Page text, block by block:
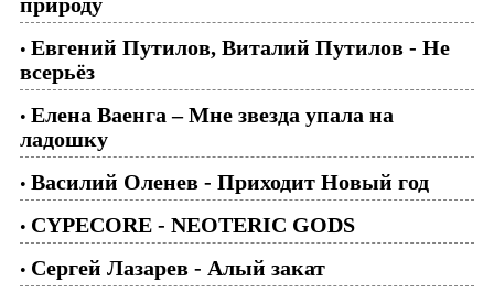
• Евгений Путилов, Виталий Путилов - Не
всерьёз
• Елена Ваенга – Мне звезда упала на
ладошку
• Василий Оленев - Приходит Новый год
• CYPECORE - NEOTERIC GODS
• Сергей Лазарев - Алый закат